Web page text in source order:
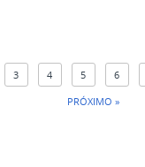
3 4 5 6
PRÓXIMO »